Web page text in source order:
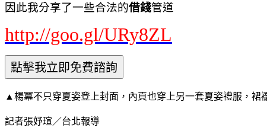
因此我分享了一些合法的借錢管道
http://goo.gl/URy8ZL
▲楊冪不只穿夏姿登上封面，內頁也穿上另一套夏姿禮服，裙
記者張妤瑄／台北報導